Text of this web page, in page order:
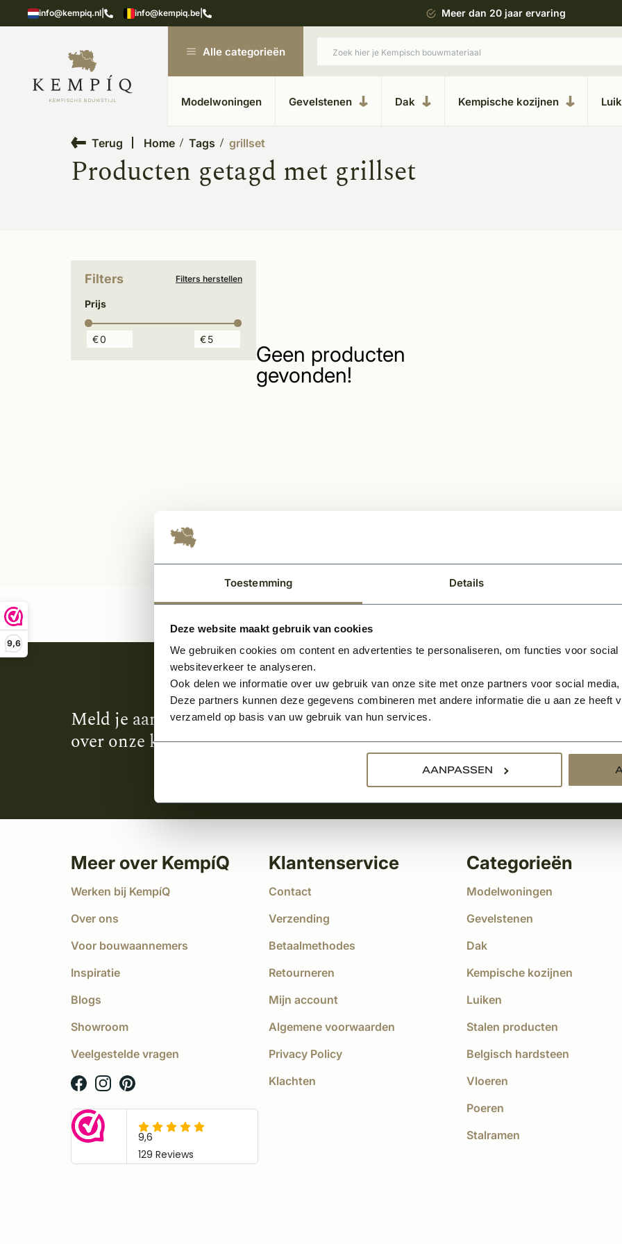
Toestemming Details
Deze website maakt gebruik van cookies
We gebruiken cookies om content en advertenties te personaliseren, om functies voor
websiteverkeer te analyseren.
Ook delen we informatie over uw gebruik van onze site met onze partners voor social
Deze partners kunnen deze gegevens combineren met andere informatie die u aan ze heeft
verzameld op basis van uw gebruik van hun services.
AANPASSEN
9,6
info@kempiq.nl info@kempiq.be
in Kesteren Unieke materialen in kempische bouwstijl Meer dan 20 jaar ervaring
Alle categorieën
Modelwoningen Gevelstenen Dak Kempische kozijnen
Terug Home Tags grillset
Producten getagd met grillset
Filters Filters herstellen
Prijs
€ €
Geen producten
gevonden!
Meld je aan en ontvang het laatste nieuws
over onze kempische bouwstijl!
Meer over KempíQ
Werken bij KempíQ
Over ons
Voor bouwaannemers
Inspiratie
Blogs
Showroom
Veelgestelde vragen
Klantenservice
Contact
Verzending
Betaalmethodes
Retourneren
Mijn account
Algemene voorwaarden
Privacy Policy
Klachten
Categorieën
Modelwoningen
Gevelstenen
Dak
Kempische kozijnen
Luiken
Stalen producten
Belgisch hardsteen
Vloeren
Poeren
Stalramen